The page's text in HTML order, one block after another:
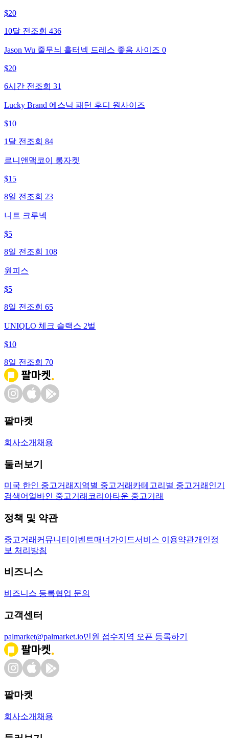
$20
10달 전 조회 436
Jason Wu 줄무늬 홀터넥 드레스 좋음 사이즈 0
$20
6시간 전 조회 31
Lucky Brand 에스닉 패턴 후디 원사이즈
$10
1달 전 조회 84
르니앤맥코이 롱자켓
$15
8일 전 조회 23
니트 크루넥
$5
8일 전 조회 108
원피스
$5
8일 전 조회 65
UNIQLO 체크 슬랙스 2벌
$10
8일 전 조회 70
팔마켓
회사소개 채용
둘러보기
미국 한인 중고거래 지역별 중고거래 카테고리별 중고거래 인기
검색어 얼바인 중고거래 코리아타운 중고거래
정책 및 약관
중고거래 커뮤니티 이벤트매너가이드서비스 이용약관개인정
보 처리방침
비즈니스
비즈니스 등록협업 문의
고객센터
palmarket@palmarket.io민원 접수지역 오픈 등록하기
팔마켓
회사소개 채용